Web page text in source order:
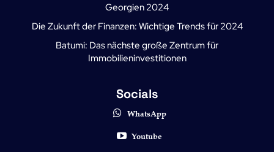
Georgien 2024
Die Zukunft der Finanzen: Wichtige Trends für 2024
Batumi: Das nächste große Zentrum für
Immobilieninvestitionen
Socials
WhatsApp
Youtube